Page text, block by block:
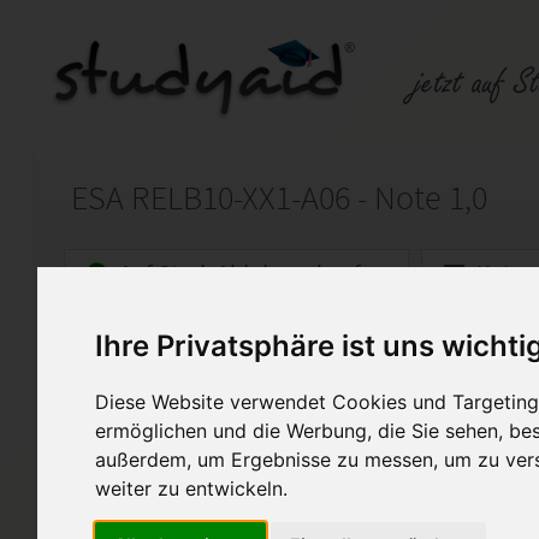
Ihre Privatsphäre ist uns
Diese Website verwendet Cookies und
ermöglichen und die Werbung, die Sie sehen,
außerdem, um Ergebnisse zu messen, um zu
weiter zu entwickeln.
ESA RELB10-XX1-A06 - Note 1,0
Auf StudyAid.de verkaufen
Startseite Sonstiges
Wettbewerbsrecht und
Ich biete hier meine
RELB10-XX1-A06